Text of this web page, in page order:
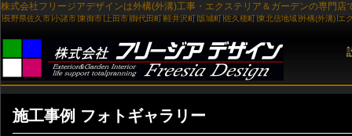
施工事例 フォトギャラリー